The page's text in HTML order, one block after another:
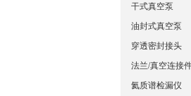
干式真空泵
油封式真空泵
穿透密封接头
法兰/真空连接
氦质谱检漏仪